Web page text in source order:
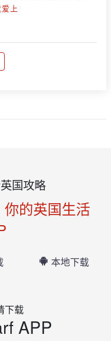
上
国攻略
的英国生活
本地下载
下载
APP